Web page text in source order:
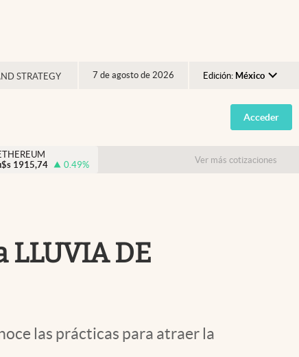
STRATEGY 7 de agosto de 2026 Edición: México
Argentina
España
USA
Acceder
1915,74 0.49% Ver más cotizaciones
LLUVIA DE
las prácticas para atraer la